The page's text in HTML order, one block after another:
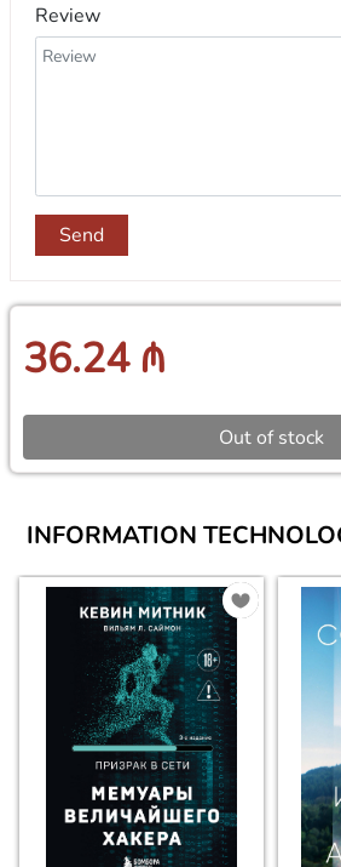
Review
Send
36.24 ₼
Out of stock
INFORMATION